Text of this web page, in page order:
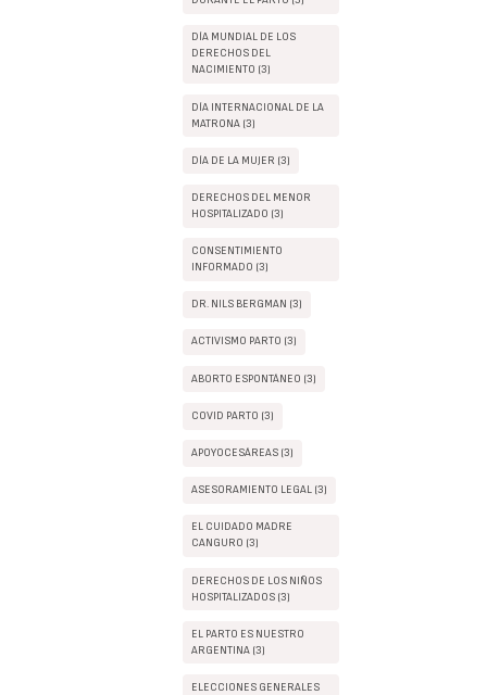
DÍA MUNDIAL DE LOS
DERECHOS DEL
NACIMIENTO (3)
DÍA INTERNACIONAL DE LA
MATRONA (3)
DÍA DE LA MUJER (3)
DERECHOS DEL MENOR
HOSPITALIZADO (3)
CONSENTIMIENTO
INFORMADO (3)
DR. NILS BERGMAN (3)
ACTIVISMO PARTO (3)
ABORTO ESPONTÁNEO (3)
COVID PARTO (3)
APOYOCESÁREAS (3)
ASESORAMIENTO LEGAL (3)
EL CUIDADO MADRE
CANGURO (3)
DERECHOS DE LOS NIÑOS
HOSPITALIZADOS (3)
EL PARTO ES NUESTRO
ARGENTINA (3)
ELECCIONES GENERALES